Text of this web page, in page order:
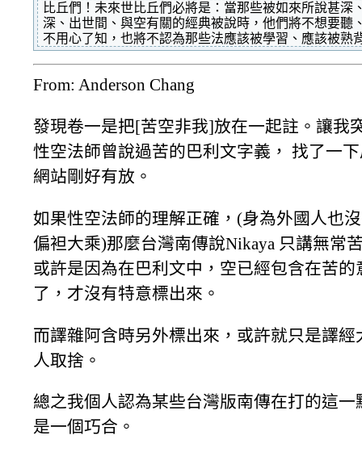
比丘們！未來世比丘們必將是：當那些被如來所說甚深
深、出世間、與空有關的經典被說時，他們將不想要聽
不用心了知，也將不認為那些法應該被學習、應該被熟
From: Anderson Chang
發現卷一是把[苦空非我]放在一起註。讓我
性空法師曾說過苦的巴利文字義， 找了一
網站剛好有放。
如果性空法師的理解正確，(身為外國人也
偏袒大乘)那麼台灣南傳說Nikaya 只講無常
或許是因為在巴利文中，空已經包含在苦的
了，才沒有特意標出來。
而譯雜阿含時另外標出來，或許就只是譯經
人取捨。
總之我個人認為某些台灣版南傳在打的這一
是一個巧合。